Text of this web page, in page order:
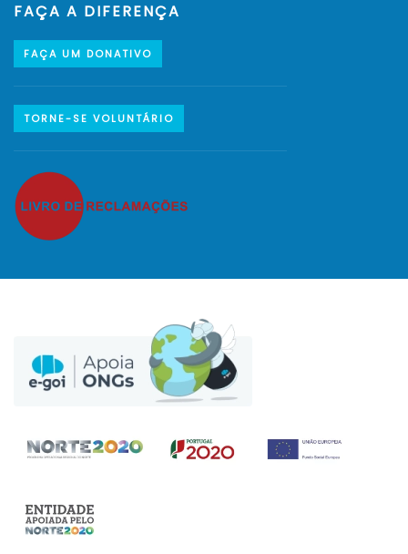
FAÇA A DIFERENÇA
FAÇA UM DONATIVO
TORNE-SE VOLUNTÁRIO